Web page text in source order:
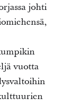
johti
vuotta